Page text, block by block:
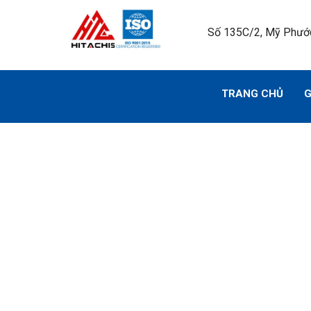
Số 135C/2, Mỹ
TRANG CHỦ